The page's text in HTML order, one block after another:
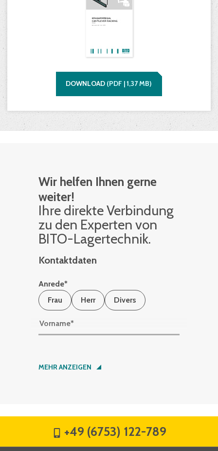
DOWNLOAD (PDF |1,37MB)
Wir helfen Ihnen gerne
weiter!
Ihre di­rek­te Ver­bin­dung
zu den Ex­per­ten von
BITO-La­ger­tech­nik.
Kontaktdaten
Anrede*
Frau
Herr Divers
Vorname*
Nachname*
MEHR ANZEIGEN
+49 (6753) 122-789